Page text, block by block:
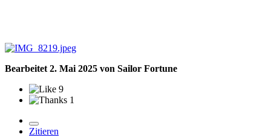
Bearbeitet 2. Mai 2025 von Sailor Fortune
9
1
Zitieren